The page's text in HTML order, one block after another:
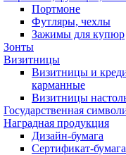
Портмоне
Футляры, чехлы
Зажимы для купюр
Зонты
Визитницы
Визитницы и
карманные
Визитницы
Государственная
Наградная продукция
Дизайн-бумага
Сертификат-бумага